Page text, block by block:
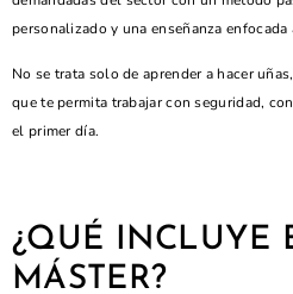
personalizado y una enseñanza
No se trata solo de aprender a hacer
que te permita trabajar con seguridad,
el primer día.
¿QUÉ INCLUYE
MÁSTER?